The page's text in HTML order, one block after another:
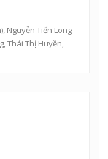
Nguyễn Tiến Long
,Thái Thị Huyền,